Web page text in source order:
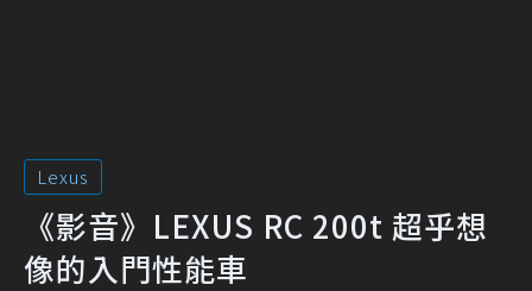
Lexus
《影音》LEXUS RC 200t 超乎想
像的入門性能車